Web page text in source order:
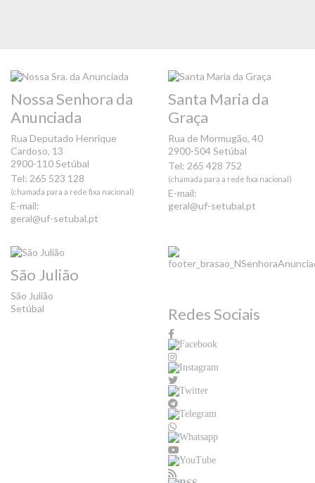
Nossa Senhora da
Anunciada
Rua Deputado Henrique
Cardoso, 13
2900-110 Setúbal
Tel: 265 523 128
(chamada para a rede fixa nacional)
E-mail:
geral@uf-setubal.pt
Santa Maria da
Graça
Rua de Mormugão, 40
2900-504 Setúbal
Tel: 265 428 752
(chamada para a rede fixa nacional)
E-mail:
geral@uf-setubal.pt
São Julião
São Julião
Setúbal
Redes Sociais